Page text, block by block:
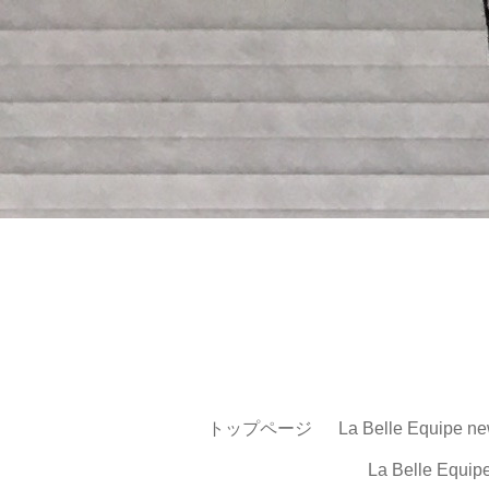
トップページ La Belle Equipe
La Belle